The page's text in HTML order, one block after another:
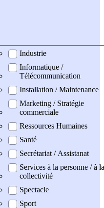
Industrie
Informatique /
Télécommunication
Installation / Maintenance
Marketing / Stratégie
commerciale
Ressources Humaines
Santé
Secrétariat / Assistanat
Services à la personne / à la
collectivité
Spectacle
Sport